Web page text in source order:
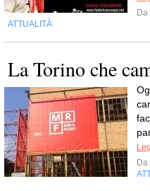
Da
ATTUALITÀ
La Torino che
Da